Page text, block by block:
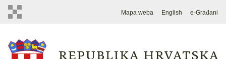
Mapa weba English e-Građani